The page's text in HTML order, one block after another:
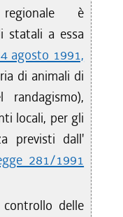
regionale è
statali a essa
agosto 1991,
di animali di
locali, per gli
previsti dall'
281/1991
delle